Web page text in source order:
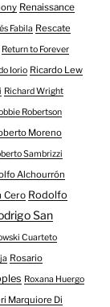
Renaissance
Fabila Rescate
Return to Forever
Iorio Ricardo Lew
Richard Wright
Robertson
Moreno
Sambrizzi
Alchourrón
Cero Rodolfo
San
Cuarteto
Rosario
Roxana Huergo
Marquiore Di